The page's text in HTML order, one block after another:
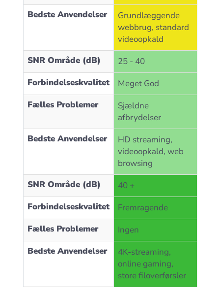
Bedste Anvendelser
Grundlæggende
webbrug, standard
videoopkald
SNR Område (dB)
25 - 40
Forbindelseskvalitet
Meget God
Fælles Problemer
Sjældne
afbrydelser
Bedste Anvendelser
HD streaming,
videoopkald, web
browsing
SNR Område (dB)
40 +
Forbindelseskvalitet
Fremragende
Fælles Problemer
Ingen
Bedste Anvendelser
4K-streaming,
online gaming,
store filoverførsler